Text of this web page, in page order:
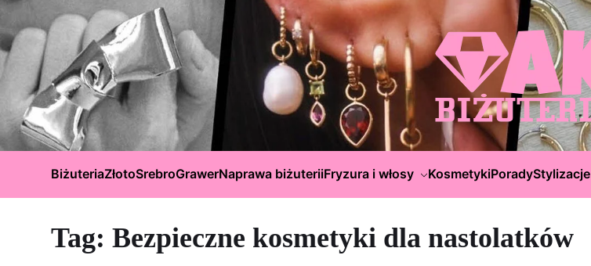
BiżuteriaZłotoSrebroGrawerNaprawa biżuteriiFryzura i włosy KosmetykiPoradyStylizacje
Tag: Bezpieczne kosmetyki dla nastolatków